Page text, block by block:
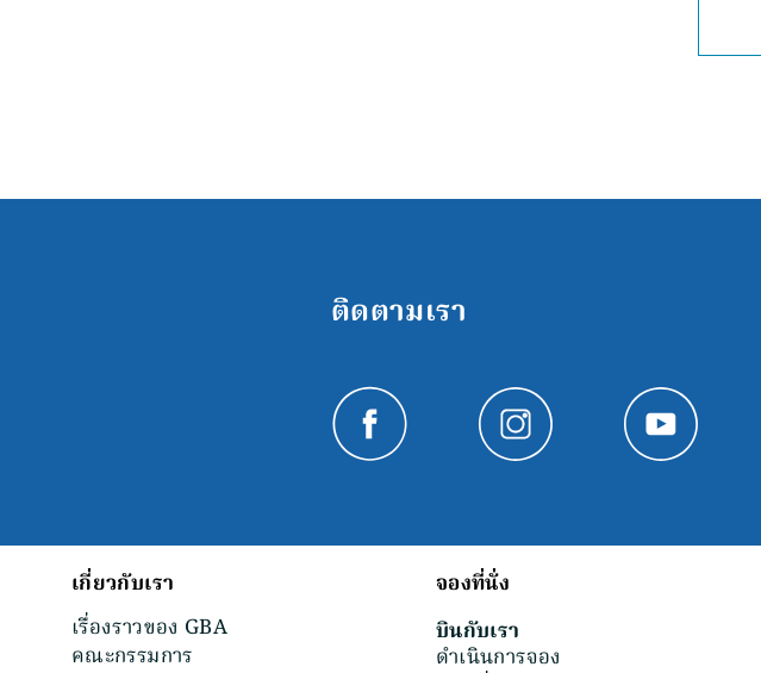
ติดตามเรา
เกี่ยวกับเรา
เรื่องราวของ GBA
คณะกรรมการ
จองที่นั่ง
บินกับเรา
ดำเนินการจอง